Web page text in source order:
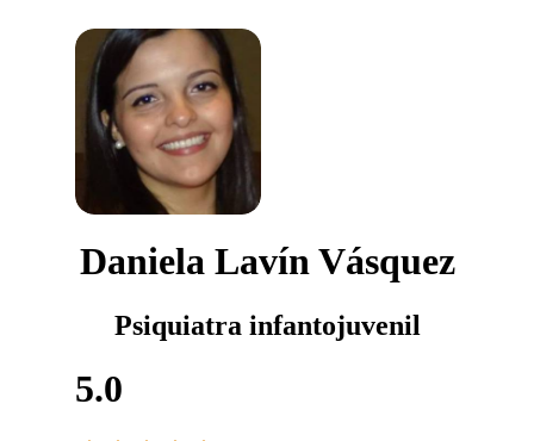
Daniela Lavín Vásquez
Psiquiatra infantojuvenil
5.0